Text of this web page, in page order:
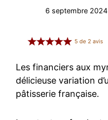
6 septembre 2024
5 de2 avis
Les financiers aux
délicieuse variation
pâtisserie française.